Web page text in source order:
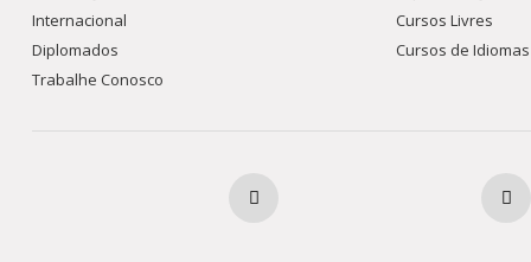
Internacional
Diplomados
Trabalhe Conosco
Cursos Livres
Cursos de Idiomas